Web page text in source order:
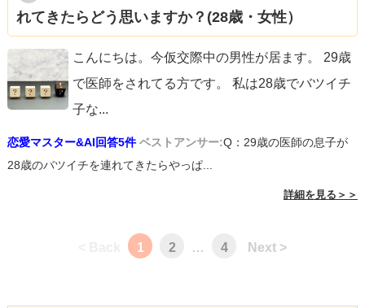
れてきたらどう思いますか？(28歳・女性）
こんにちは。今仮交際中の男性が居ます。 29歳
で医師をされてる方です。 私は28歳でバツイチ
子な...
恋愛マスター&AI回答5件 ベストアンサー:Q：29歳の医師の息子が
28歳のバツイチを連れてきたらやっぱ...
詳細を見る＞＞
1 2 … 4 Next >